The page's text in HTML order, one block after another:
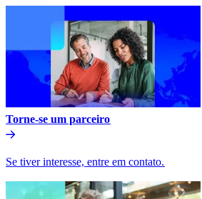
Torne-se um parceiro​​
Se tiver interesse, entre em contato.​​